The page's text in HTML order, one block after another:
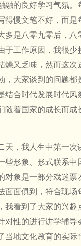
的良好学习气氛。
得慢文笔不好，而
多是八零九零后，
于工作原因，我很
又乏味，然而这次
大家谈到的问题都
合时代发展时代风
着国家的成长而成
天，我人生中第一次
些形象、形式联系
对象是一部分戏迷
面俱到，符合现场
看到了大家的兴趣
性的进行讲学辅导
当地文化教育的实